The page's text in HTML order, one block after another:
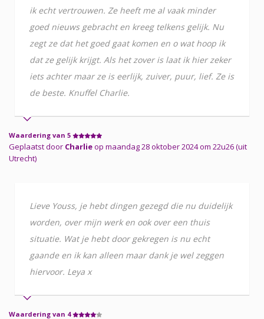
ik echt vertrouwen. Ze heeft me al vaak minder
goed nieuws gebracht en kreeg telkens gelijk. Nu
zegt ze dat het goed gaat komen en o wat hoop ik
dat ze gelijk krijgt. Als het zover is laat ik hier zeker
iets achter maar ze is eerlijk, zuiver, puur, lief. Ze is
de beste. Knuffel Charlie.
Waardering van 5
Geplaatst door Charlieop maandag 28 oktober 2024 om 22u26 (uit
Utrecht)
Lieve Youss, je hebt dingen gezegd die nu duidelijk
worden, over mijn werk en ook over een thuis
situatie. Wat je hebt door gekregen is nu echt
gaande en ik kan alleen maar dank je wel zeggen
hiervoor. Leya x
Waardering van 4